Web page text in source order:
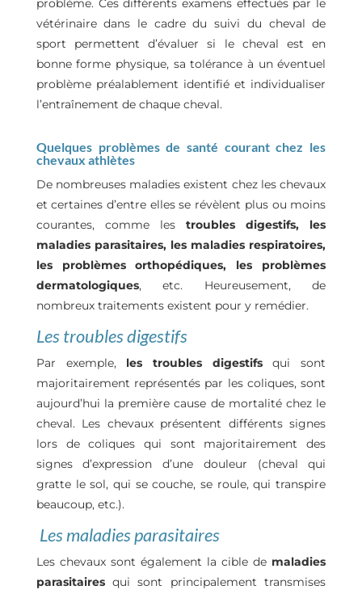
problème. Ces différents examens effectués par le
vétérinaire dans le cadre du suivi du cheval de
sport permettent d’évaluer si le cheval est en
bonne forme physique, sa tolérance à un éventuel
problème préalablement identifié et individualiser
l’entraînement de chaque cheval.
Quelques problèmes de santé courant chez les
chevaux athlètes
De nombreuses maladies existent chez les chevaux
et certaines d’entre elles se révèlent plus ou moins
courantes, comme lestroubles digestifs, les
maladies parasitaires, les maladies respiratoires,
les problèmes orthopédiques, les problèmes
dermatologiques, etc. Heureusement, de
nombreux traitements existent pour y remédier.
Les troubles digestifs
Par exemple, les troubles digestifsqui sont
majoritairement représentés par les coliques, sont
aujourd’hui la première cause de mortalité chez le
cheval. Les chevaux présentent différents signes
lors de coliques qui sont majoritairement des
signes d’expression d’une douleur (cheval qui
gratte le sol, qui se couche, se roule, qui transpire
beaucoup, etc.).
Les maladies parasitaires
Les chevaux sont également la cible de maladies
parasitairesqui sont principalement transmises